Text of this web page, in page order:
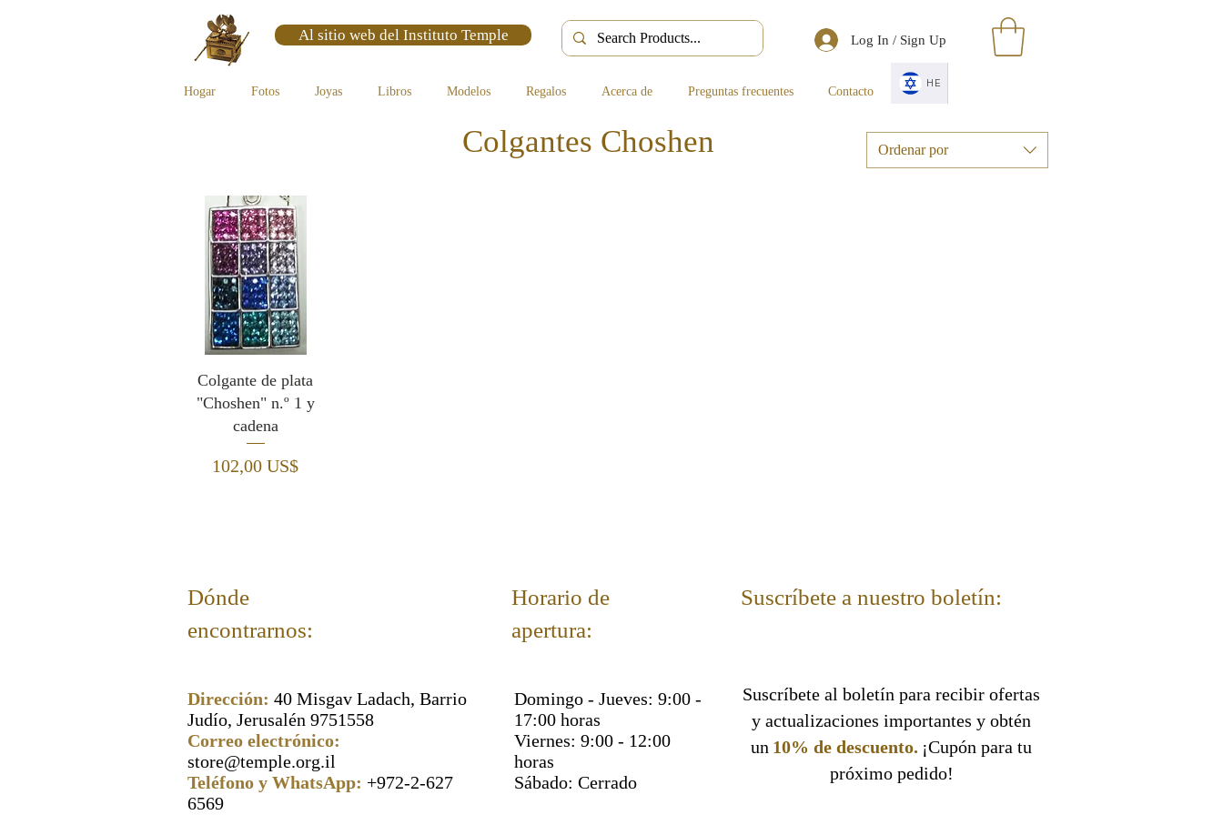
Al sitio web del Instituto Temple Log In / Sign Up
Hogar Fotos Joyas Libros Modelos Regalos Acerca de Preguntas frecuentes Contacto
HE
Ordenar por
Colgante de plata
"Choshen" n.º 1 y
cadena
Precio
102,00 US$
Colgantes Choshen
Dónde
encontrarnos:
Dirección: 40 Misgav Ladach, Barrio
Judío, Jerusalén 9751558
Correo electrónico:
store@temple.org.il
Teléfono y WhatsApp: +972-2-627
6569
Horario de
apertura:
Domingo - Jueves: 9:00 -
17:00 horas
Viernes: 9:00 - 12:00
horas
Sábado: Cerrado
Suscríbete a nuestro boletín:
Suscríbete al boletín para recibir ofertas
y actualizaciones importantes y obtén
un 10% de descuento. ¡Cupón para tu
próximo pedido!